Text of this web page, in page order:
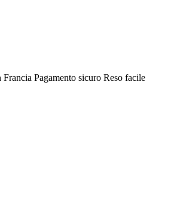
Francia Pagamento sicuro Reso facile